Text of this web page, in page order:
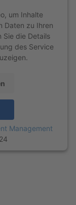
um Inhalte
Daten zu Ihren
Sie die Details
des Service
Management